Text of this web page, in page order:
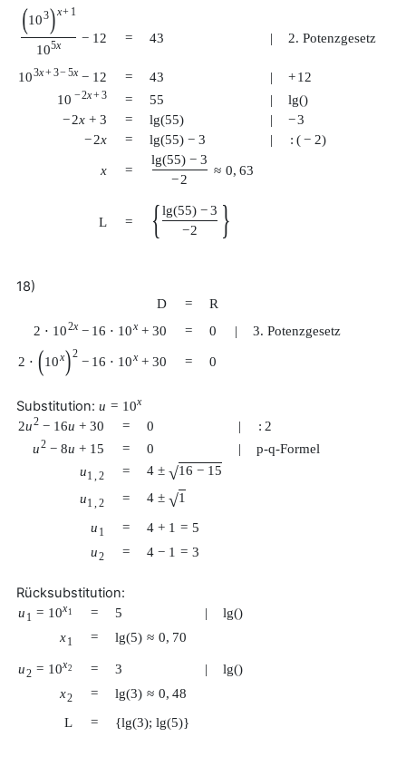
(103)x+ 1
105x
− 12 = 43 | 2. Potenzgesetz
103x+3−5x − 12 = 43 | +12
10 −2x+3 = 55 | lg()
−2x + 3 = lg(55) | −3
−2x = lg(55) − 3 | : ( − 2)
x =
lg(55) − 3
−2
≈ 0, 63
L = {lg(55) − 3
−2 }
18)
D =
R
2 ⋅ 102x − 16 ⋅ 10x + 30 = 0 | 3. Potenzgesetz
2 ⋅ (10x)2
− 16 ⋅ 10x + 30 = 0
Substitution: u = 10x
2u2 − 16u + 30 = 0 | : 2
u2 − 8u + 15 = 0 |
p-q-Formel
u1 ,2 = 4 ± √16 − 15
u1 ,2 = 4 ± √1
u 1 = 4 + 1 = 5
u2 = 4 − 1 = 3
Rücksubstitution:
u 1 = 10x1 = 5 | lg()
x1 = lg(5) ≈ 0, 70
u2 = 10x2 = 3 | lg()
x2 = lg(3) ≈ 0, 48
L
= {lg(3); lg(5)}